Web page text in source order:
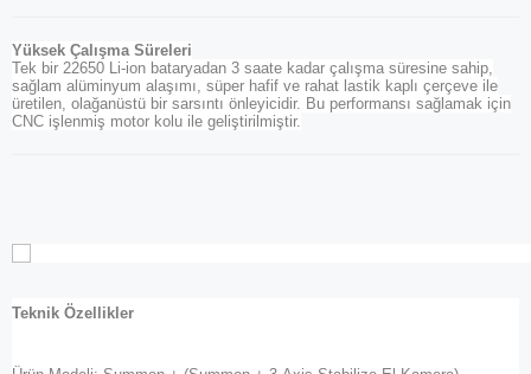
Yüksek Çalışma Süreleri
Tek bir 22650 Li-ion bataryadan 3 saate kadar çalışma süresine sahip,
sağlam alüminyum alaşımı, süper hafif ve rahat lastik kaplı çerçeve ile
üretilen, olağanüstü bir sarsıntı önleyicidir. Bu performansı sağlamak için
CNC işlenmiş motor kolu ile geliştirilmiştir.
Teknik Özellikler